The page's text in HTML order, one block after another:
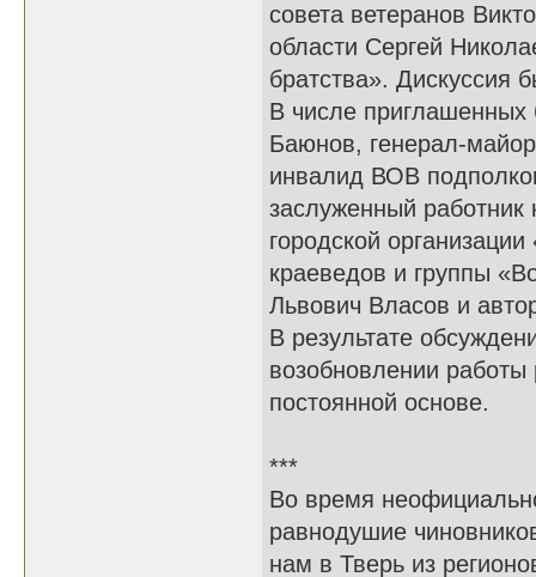
совета ветеранов
области Сергей
братства». Дискуссия
В числе
Баюнов, генерал-
инвалид ВОВ
заслуженный
городской
краеведов и группы
Львович Власов и
В результате
возобновлении работы
постоянной основе.
***
Во время
равнодушие
нам в Тверь из